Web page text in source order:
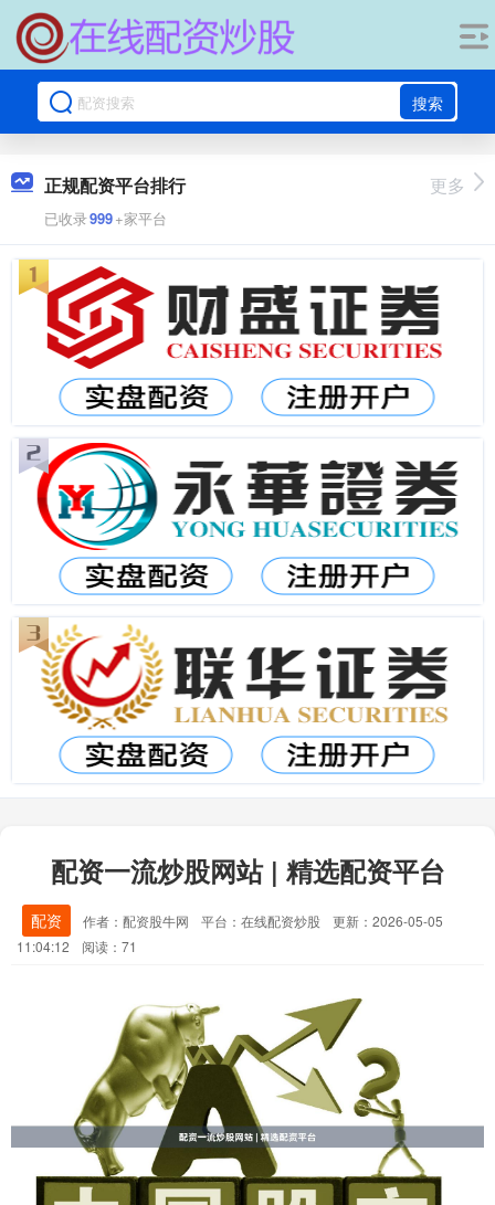
搜索
正规配资平台排行
已收录999+家平台
更多
配资一流炒股网站 | 精选配资平台
配资 作者：配资股牛网 平台：在线配资炒股
更新：2026-05-05
11:04:12
阅读：71